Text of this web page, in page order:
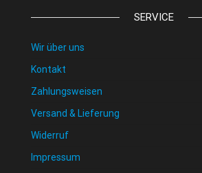
SERVICE
Wir über uns
Kontakt
Zahlungsweisen
Versand & Lieferung
Widerruf
Impressum